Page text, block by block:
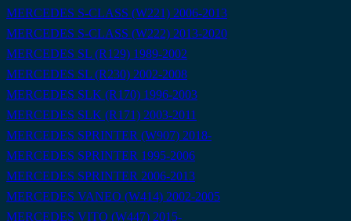
MERCEDES S-CLASS (W221) 2006-2013
MERCEDES S-CLASS (W222) 2013-2020
MERCEDES SL (R129) 1989-2002
MERCEDES SL (R230) 2002-2008
MERCEDES SLK (R170) 1996-2003
MERCEDES SLK (R171) 2003-2011
MERCEDES SPRINTER (W907) 2018-
MERCEDES SPRINTER 1995-2006
MERCEDES SPRINTER 2006-2013
MERCEDES VANEO (W414) 2002-2005
MERCEDES VITO (W447) 2015-